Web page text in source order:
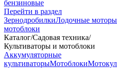
бензиновые
Перейти в раздел
ЗернодробилкиЛодочные моторы
мотоблоки
Каталог/Садовая техника/
Культиваторы и мотоблоки
Аккумуляторные
культиваторыМотоблоки